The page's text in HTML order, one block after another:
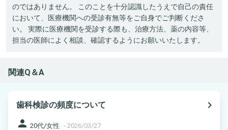
のではありません。 このことを十分認識したうえで自己の責任
において、医療機関への受診有無等をご自身でご判断くださ
い。 実際に医療機関を受診する際も、治療方法、薬の内容等、
担当の医師によく相談、確認するようにお願いいたします。
関連Q＆A
歯科検診の頻度について
navigate_next
person 20代/女性 - 2026/03/27